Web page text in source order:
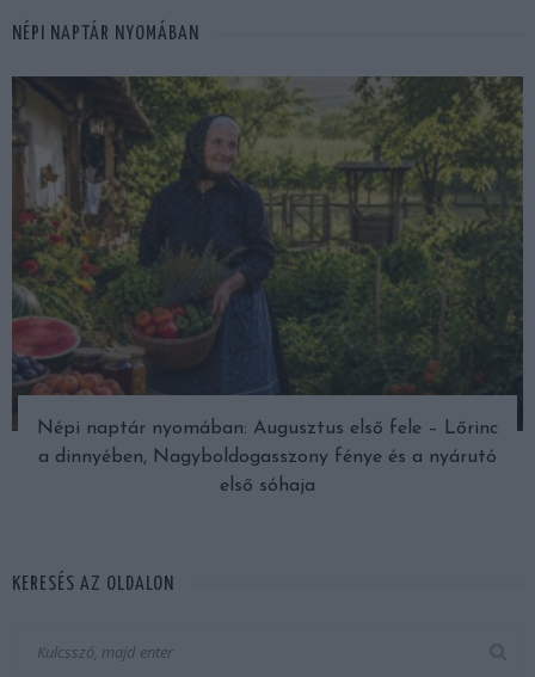
NÉPI NAPTÁR NYOMÁBAN
Népi naptár nyomában: Augusztus első fele – Lőrinc
a dinnyében, Nagyboldogasszony fénye és a nyárutó
első sóhaja
KERESÉS AZ OLDALON